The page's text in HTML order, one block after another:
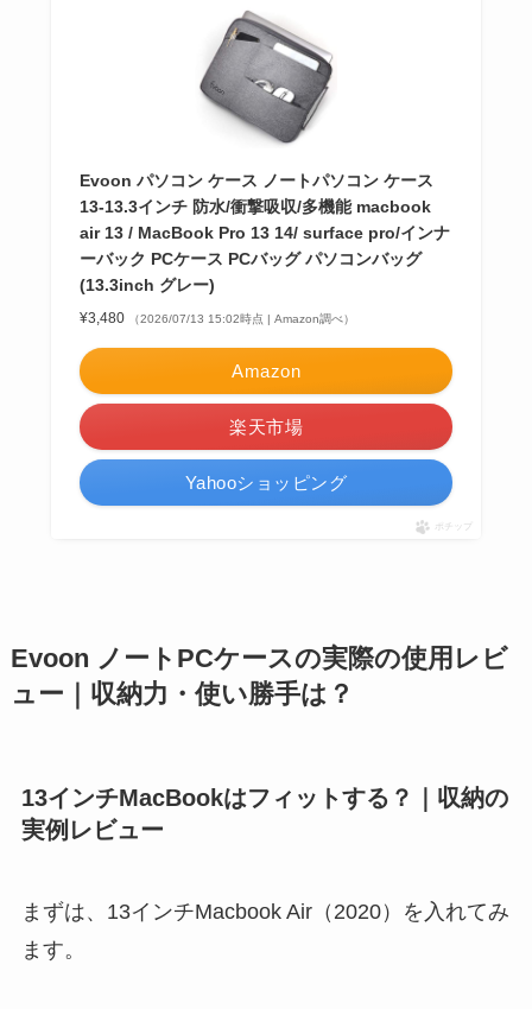
Evoon パソコン ケース ノートパソコン ケース
13-13.3インチ 防水/衝撃吸収/多機能 macbook
air 13 / MacBook Pro 13 14/ surface pro/インナ
ーバック PCケース PCバッグ パソコンバッグ
(13.3inch グレー)
¥3,480 （2026/07/13 15:02時点 | Amazon調べ）
Amazon
楽天市場
Yahooショッピング
ポチップ
Evoon ノートPCケースの実際の使用レビ
ュー｜収納力・使い勝手は？
13インチMacBookはフィットする？｜収納の
実例レビュー
まずは、13インチMacbook Air（2020）を入れてみ
ます。